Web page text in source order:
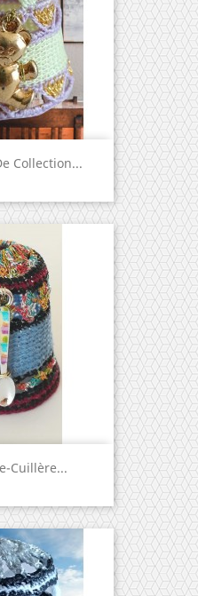
Collection...
Cuillère...